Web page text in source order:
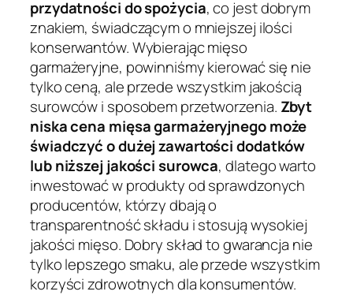
przydatności do spożycia, co jest dobrym
znakiem, świadczącym o mniejszej ilości
konserwantów. Wybierając mięso
garmażeryjne, powinniśmy kierować się nie
tylko ceną, ale przede wszystkim jakością
surowców i sposobem przetworzenia. Zbyt
niska cena mięsa garmażeryjnego może
świadczyć o dużej zawartości dodatków
lub niższej jakości surowca, dlatego warto
inwestować w produkty od sprawdzonych
producentów, którzy dbają o
transparentność składu i stosują wysokiej
jakości mięso. Dobry skład to gwarancja nie
tylko lepszego smaku, ale przede wszystkim
korzyści zdrowotnych dla konsumentów.